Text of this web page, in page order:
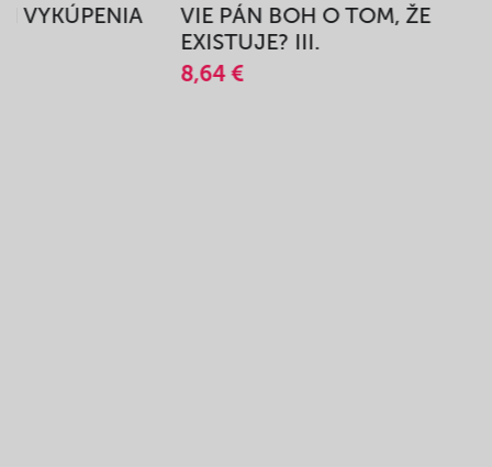
VYKÚPENIA
VIE PÁN BOH O TOM, ŽE
EXISTUJE? III.
8,64 €